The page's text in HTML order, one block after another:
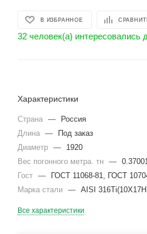
В ИЗБРАННОЕ
32 человек(а) интересовались
Характеристики
Страна —
Россия
Длина —
Под заказ
Диаметр —
1920
Вес погонного метра. тн —
Гост —
ГОСТ 11068-81, ГОСТ
Марка стали — AISI
Все характеристики